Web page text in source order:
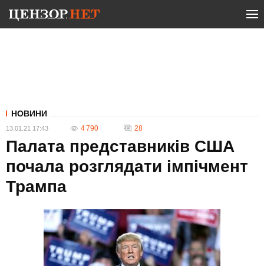
НОВИНИ
13.01.21 17:43 4 790 28
Палата представників США
почала розглядати імпічмент
Трампа